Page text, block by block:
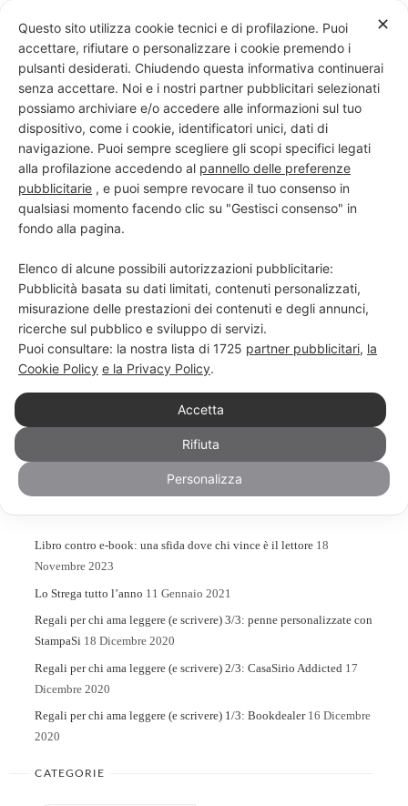
content
PROGETTO NERO SU BIANCO
Scuola di scrittura e creatività
Search
Libro contro e-book: una sfida dove chi vince è il lettore 18
Novembre 2023
Lo Strega tutto l’anno 11 Gennaio 2021
Regali per chi ama leggere (e scrivere) 3/3: penne personalizzate con
StampaSi 18 Dicembre 2020
Regali per chi ama leggere (e scrivere) 2/3: CasaSirio Addicted 17
Dicembre 2020
Regali per chi ama leggere (e scrivere) 1/3: Bookdealer 16 Dicembre
2020
CATEGORIE
✕
Questo sito utilizza cookie tecnici e di profilazione. Puoi
accettare, rifiutare o personalizzare i cookie premendo i
pulsanti desiderati. Chiudendo questa informativa continuerai
senza accettare. Noi e i nostri partner pubblicitari selezionati
possiamo archiviare e/o accedere alle informazioni sul tuo
dispositivo, come i cookie, identificatori unici, dati di
navigazione. Puoi sempre scegliere gli scopi specifici legati
alla profilazione accedendo al pannello delle preferenze
pubblicitarie , e puoi sempre revocare il tuo consenso in
qualsiasi momento facendo clic su "Gestisci consenso" in
fondo alla pagina.
Elenco di alcune possibili autorizzazioni pubblicitarie:
Pubblicità basata su dati limitati, contenuti personalizzati,
misurazione delle prestazioni dei contenuti e degli annunci,
ricerche sul pubblico e sviluppo di servizi.
Puoi consultare: la nostra lista di 1725 partner pubblicitari, la
Cookie Policy e la Privacy Policy.
Accetta
Rifiuta
Personalizza